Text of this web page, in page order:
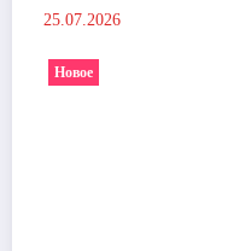
25.07.2026
Новое